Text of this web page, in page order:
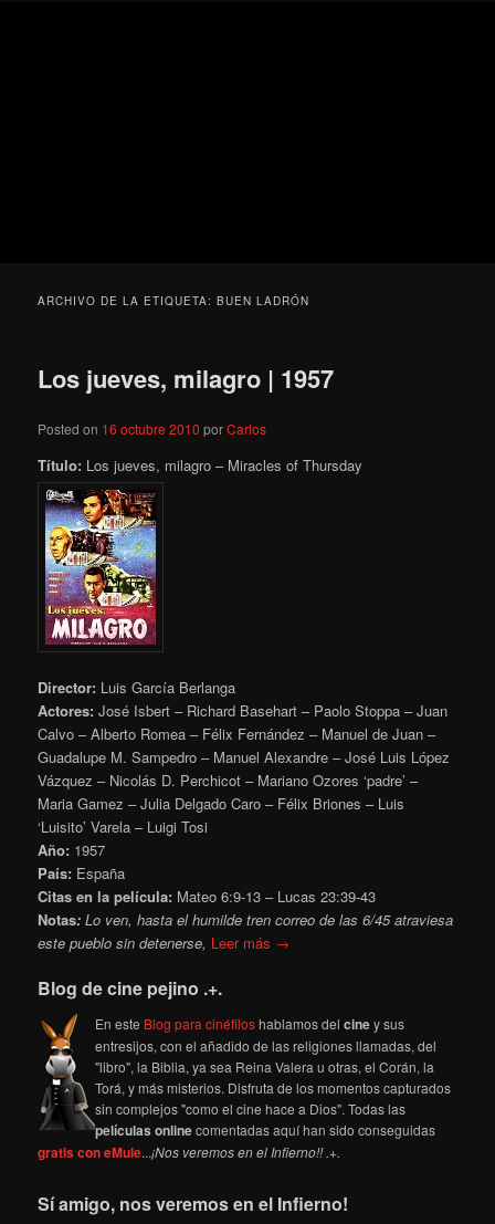
ARCHIVO DE LA ETIQUETA:BUEN LADRÓN
Los jueves, milagro | 1957
Posted on 16 octubre 2010 porCarlos
Título: Los jueves, milagro – Miracles of Thursday
Director: Luis García Berlanga
Actores: José Isbert – Richard Basehart – Paolo Stoppa – Juan
Calvo – Alberto Romea – Félix Fernández – Manuel de Juan –
Guadalupe M. Sampedro – Manuel Alexandre – José Luis López
Vázquez – Nicolás D. Perchicot – Mariano Ozores ‘padre’ –
Maria Gamez – Julia Delgado Caro – Félix Briones – Luis
‘Luisito’ Varela – Luigi Tosi
Año: 1957
País: España
Citas en la película: Mateo 6:9-13 – Lucas 23:39-43
Notas:Lo ven, hasta el humilde tren correo de las 6/45 atraviesa
este pueblo sin detenerse, Leer más →
Blog de cine pejino .+.
En este Blog para cinéfiloshablamos delciney sus
entresijos, con el añadido de las religiones llamadas, del
"libro", la Biblia, ya sea Reina Valera u otras, el Corán, la
Torá, y más misterios. Disfruta de los momentos capturados
sin complejos "como el cine hace a Dios". Todas las
películas onlinecomentadas aquí han sido conseguidas
gratis con eMule...¡Nos veremos en el Infierno!! .+.
Sí amigo, nos veremos en el Infierno!